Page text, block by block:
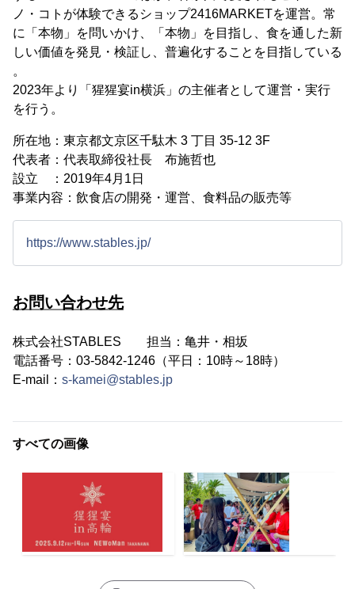
ノ・コトが体験できるショップ2416MARKETを運営。常
に「本物」を問いかけ、「本物」を目指し、食を通した新
しい価値を発見・検証し、普遍化することを目指している
。
2023年より「猩猩宴in横浜」の主催者として運営・実行
を行う。
所在地：東京都文京区千駄木 3 丁目 35-12 3F
代表者：代表取締役社長 布施哲也
設立 ：2019年4月1日
事業内容：飲食店の開発・運営、食料品の販売等
https://www.stables.jp/
お問い合わせ先
株式会社STABLES 担当：亀井・相坂
電話番号：03-5842-1246（平日：10時～18時）
E-mail： s-kamei@stables.jp
すべての画像